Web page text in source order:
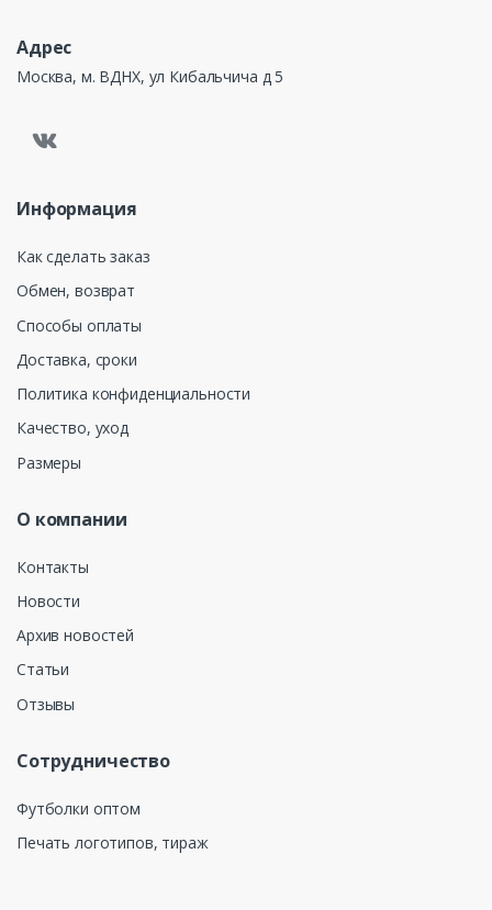
Адрес
Москва, м. ВДНХ, ул Кибальчича д 5
Информация
Как сделать заказ
Обмен, возврат
Способы оплаты
Доставка, сроки
Политика конфиденциальности
Качество, уход
Размеры
О компании
Контакты
Новости
Архив новостей
Статьи
Отзывы
Сотрудничество
Футболки оптом
Печать логотипов, тираж